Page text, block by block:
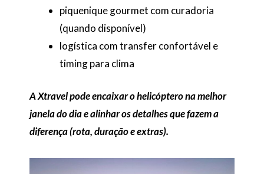
piquenique gourmet com curadoria
(quando disponível)
logística com transfer confortável e
timing para clima
A Xtravel pode encaixar o helicóptero na melhor
janela do dia e alinhar os detalhes que fazem a
diferença (rota, duração e extras).